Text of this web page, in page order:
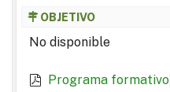
OBJETIVO
No disponible
Programa formativo